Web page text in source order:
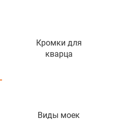
Кромки для
кварца
Виды моек